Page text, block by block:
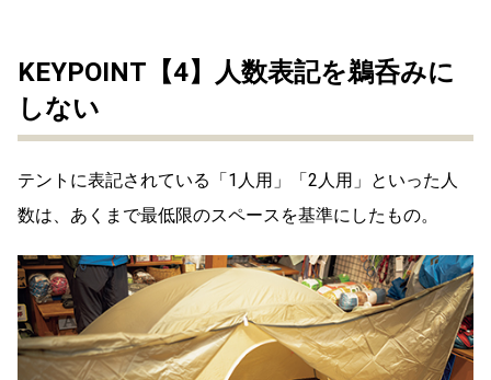
KEYPOINT【4】人数表記を鵜呑みに
しない
テントに表記されている「1人用」「2人用」といった人
数は、あくまで最低限のスペースを基準にしたもの。